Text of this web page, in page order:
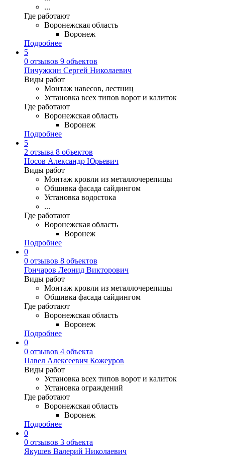
...
Где работают
Воронежская область
Воронеж
Подробнее
5
0 отзывов 9 объектов
Пичужкин Сергей Николаевич
Виды работ
Монтаж навесов, лестниц
Установка всех типов ворот и калиток
Где работают
Воронежская область
Воронеж
Подробнее
5
2 отзыва 8 объектов
Носов Александр Юрьевич
Виды работ
Монтаж кровли из металлочерепицы
Обшивка фасада сайдингом
Установка водостока
...
Где работают
Воронежская область
Воронеж
Подробнее
0
0 отзывов 8 объектов
Гончаров Леонид Викторович
Виды работ
Монтаж кровли из металлочерепицы
Обшивка фасада сайдингом
Где работают
Воронежская область
Воронеж
Подробнее
0
0 отзывов 4 объекта
Павел Алексеевич Кожеуров
Виды работ
Установка всех типов ворот и калиток
Установка ограждений
Где работают
Воронежская область
Воронеж
Подробнее
0
0 отзывов 3 объекта
Якушев Валерий Николаевич